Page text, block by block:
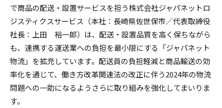
で商品の配送・設置サービスを担う株式会社ジャパネットロ
ジスティクスサービス（本社：長崎県佐世保市／代表取締役
社長：上田 裕一郎）は、配送・設置品質を高く保ちながら
も、連携する運送業への負担を最小限にする「ジャパネット
物流」を拡充しています。配送員の負担軽減と商品輸送の効
率化を通じて、働き方改革関連法の改正に伴う2024年の物流
問題への一助になるようさらに取り組みを強化してまいりま
す。